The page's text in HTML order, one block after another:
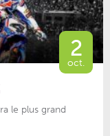
2
oct.
le plus grand